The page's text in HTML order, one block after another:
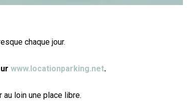
chaque jour.
www.locationparking.net.
loin une place libre.